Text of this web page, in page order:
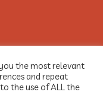
the most relevant
and repeat
the use of ALL the